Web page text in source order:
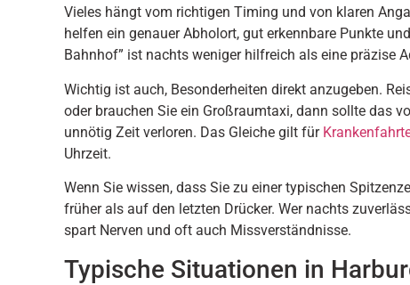
Vieles hängt vom richtigen Timing und von klaren
helfen ein genauer Abholort, gut erkennbare Punkte
Bahnhof” ist nachts weniger hilfreich als eine präzise
Wichtig ist auch, Besonderheiten direkt anzugeben.
oder brauchen Sie ein Großraumtaxi, dann sollte das
unnötig Zeit verloren. Das Gleiche gilt für
Uhrzeit.
Wenn Sie wissen, dass Sie zu einer typischen
früher als auf den letzten Drücker. Wer nachts
spart Nerven und oft auch Missverständnisse.
Typische Situationen in